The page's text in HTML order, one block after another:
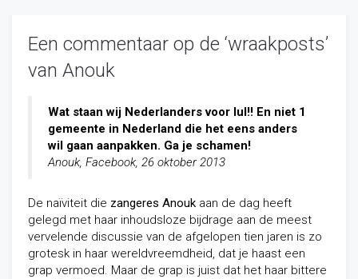
Een commentaar op de ‘wraakposts’
van Anouk
Wat staan wij Nederlanders voor lul!! En niet 1
gemeente in Nederland die het eens anders
wil gaan aanpakken. Ga je schamen!
Anouk, Facebook, 26 oktober 2013
De naïviteit die zangeres Anouk aan de dag heeft
gelegd met haar inhoudsloze bijdrage aan de meest
vervelende discussie van de afgelopen tien jaren is zo
grotesk in haar wereldvreemdheid, dat je haast een
grap vermoed. Maar de grap is juist dat het haar bittere